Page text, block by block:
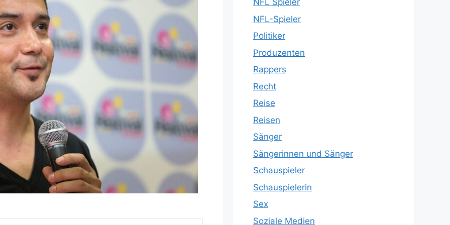
NFL Spieler
NFL-Spieler
Politiker
Produzenten
Rappers
Recht
Reise
Reisen
Sänger
Sängerinnen und Sänger
Schauspieler
Schauspielerin
Sex
Soziale Medien